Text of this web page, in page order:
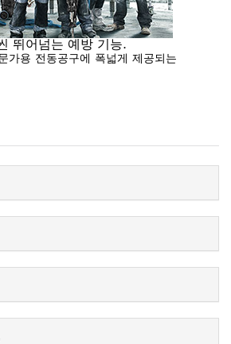
뛰어넘는 예방 기능.
가용 전동공구에 폭넓게 제공되는